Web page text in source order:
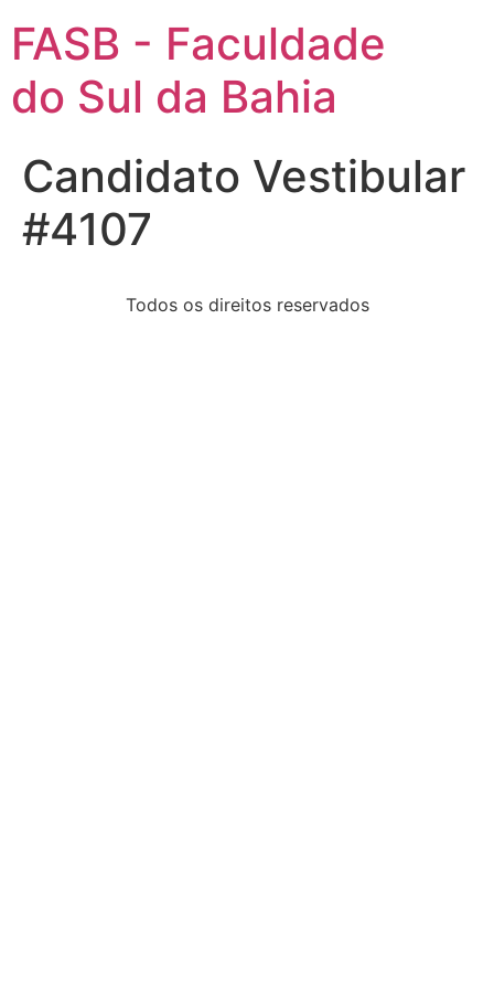
FASB - Faculdade
do Sul da Bahia
Candidato Vestibular
#4107
Todos os direitos reservados